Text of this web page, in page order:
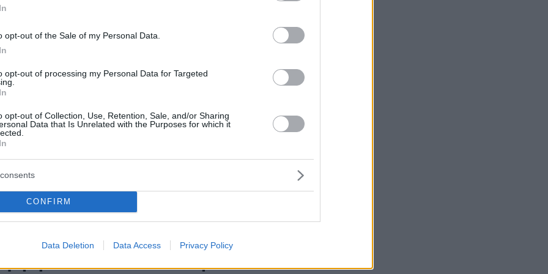
opt-out of the Sale of my Personal Data.
opt-out of processing my Personal Data for Targeted
opt-out of Collection, Use, Retention, Sale, and/or Sharing
Data that Is Unrelated with the Purposes for which it
CONFIRM
Data Deletion Data Access Privacy Policy
στη Μπαρτσελόνα – Η πρώτη άρχισε όταν
Παρί Σεν Ζερμέν και αργότερα όταν κατέληξε στην
πιο ακριβός παίκτης της
– Άφησε στη 2η θέση
- Βίντεο
ευρώ, ξεπερνώντας τον Γιάννη Κωνσταντέλια του
ευρώ) – O Παναθηναϊκός έχει τέσσερις παίκτες
δεκάδα
ενδεκάδα στον κόσμο